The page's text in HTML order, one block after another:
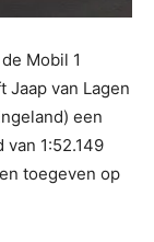
Mobil 1
Jaap van Lagen
een
1:52.149
toegeven op